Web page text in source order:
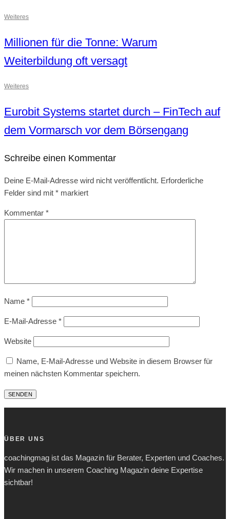
Weiteres
Millionen für die Tonne: Warum
Weiterbildung oft versagt
Weiteres
Eurobit Systems startet durch – FinTech auf
dem Vormarsch vor dem Börsengang
Schreibe einen Kommentar
Deine E-Mail-Adresse wird nicht veröffentlicht. Erforderliche
Felder sind mit * markiert
Kommentar *
Name *
E-Mail-Adresse *
Website
Name, E-Mail-Adresse und Website in diesem Browser für
meinen nächsten Kommentar speichern.
ÜBER UNS
coachingmag ist das Magazin für Berater, Experten und Coaches.
Wir machen in unserem Coaching Magazin deine Expertise
sichtbar!